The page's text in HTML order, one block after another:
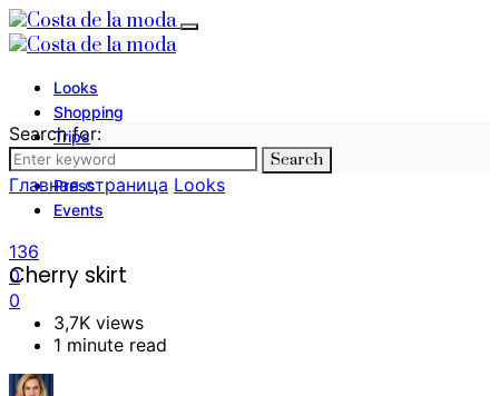
Looks
Shopping
Trips
Photography
Press
Events
136
0
0
Search for:
Search
Главная страница Looks
Cherry skirt
3,7K views
1 minute read